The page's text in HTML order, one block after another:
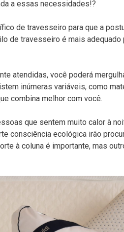
a essas necessidades!?
de travesseiro para que a
de travesseiro é mais adequado
atendidas, você poderá
inúmeras variáveis, como
combina melhor com você.
que sentem muito calor à
consciência ecológica irão
à coluna é importante, mas